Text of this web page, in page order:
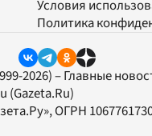
Условия
Политика
2026) – Главные
(Gazeta.Ru)
, ОГРН